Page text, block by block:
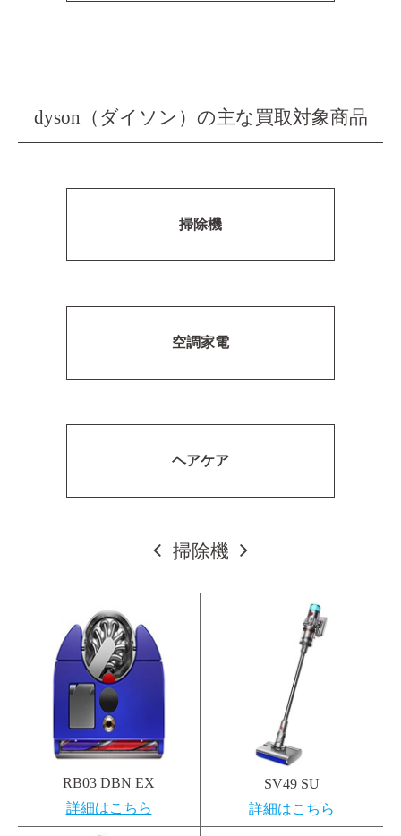
dyson（ダイソン）の主な買取対象商品
掃除機
空調家電
ヘアケア
掃除機
RB03 DBN EX
詳細はこちら
SV49 SU
詳細はこちら